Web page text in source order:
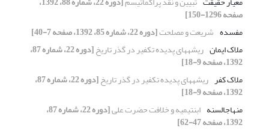
صفحه 1296-150]
مفسده شریعت و مصلحت[دوره 22، شماره 85، 1392، صفحه 7-40]
ملاک ایمان ریشه‏های پدیده تکفیر در گذر تاریخ [دوره 22، شماره 87،
1392، صفحه 9-18]
ملاک کفر ریشه‏های پدیده تکفیر در گذر تاریخ [دوره 22، شماره 87،
1392، صفحه 9-18]
منهاج‏السنه ابن‏تیمیه و خلافت حضرت علی [دوره 22، شماره 87،
1392، صفحه 47-62]